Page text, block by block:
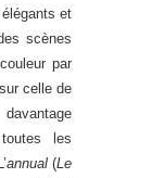
et
scènes
par
celle de
les
annual(Le